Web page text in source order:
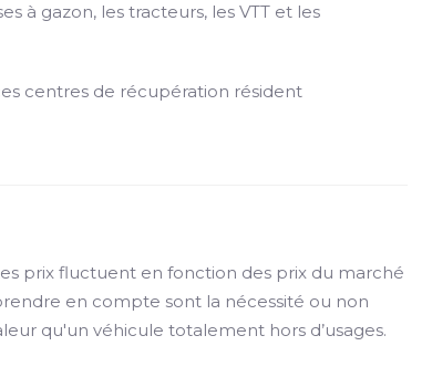
à gazon, les tracteurs, les VTT et les
centres de récupération résident
prix fluctuent en fonction des prix du marché
en compte sont la nécessité ou non
qu'un véhicule totalement hors d’usages.